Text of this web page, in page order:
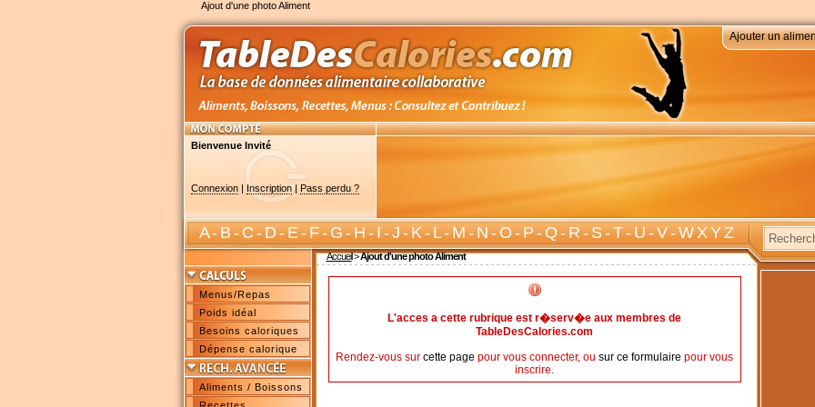
Ajout d'une photo Aliment
Ajouter un
Bienvenue Invité
Connexion| Inscription| Pass perdu ?
A-B-C-D-E-F-G-H-I-J-K-L-M-N-O-P-Q-R-S-T-U-V-W X Y Z
Accueil>Ajout d'une photo Aliment
Menus/Repas
Poids idéal
Besoins caloriques
Dépense calorique
Aliments / Boissons
L'acces a cette rubrique est r�serv�e aux membres de
TableDesCalories.com
Rendez-vous sur cette page pour vous connecter, ou sur ce formulaire pour vous
inscrire.